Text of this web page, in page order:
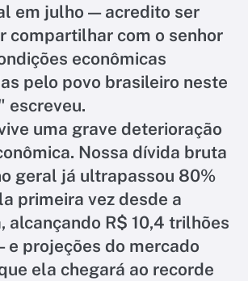
em julho — acredito ser
compartilhar com o senhor
econômicas
pelo povo brasileiro neste
escreveu.
uma grave deterioração
Nossa dívida bruta
geral já ultrapassou 80%
primeira vez desde a
alcançando R$ 10,4 trilhões
e projeções do mercado
ela chegará ao recorde